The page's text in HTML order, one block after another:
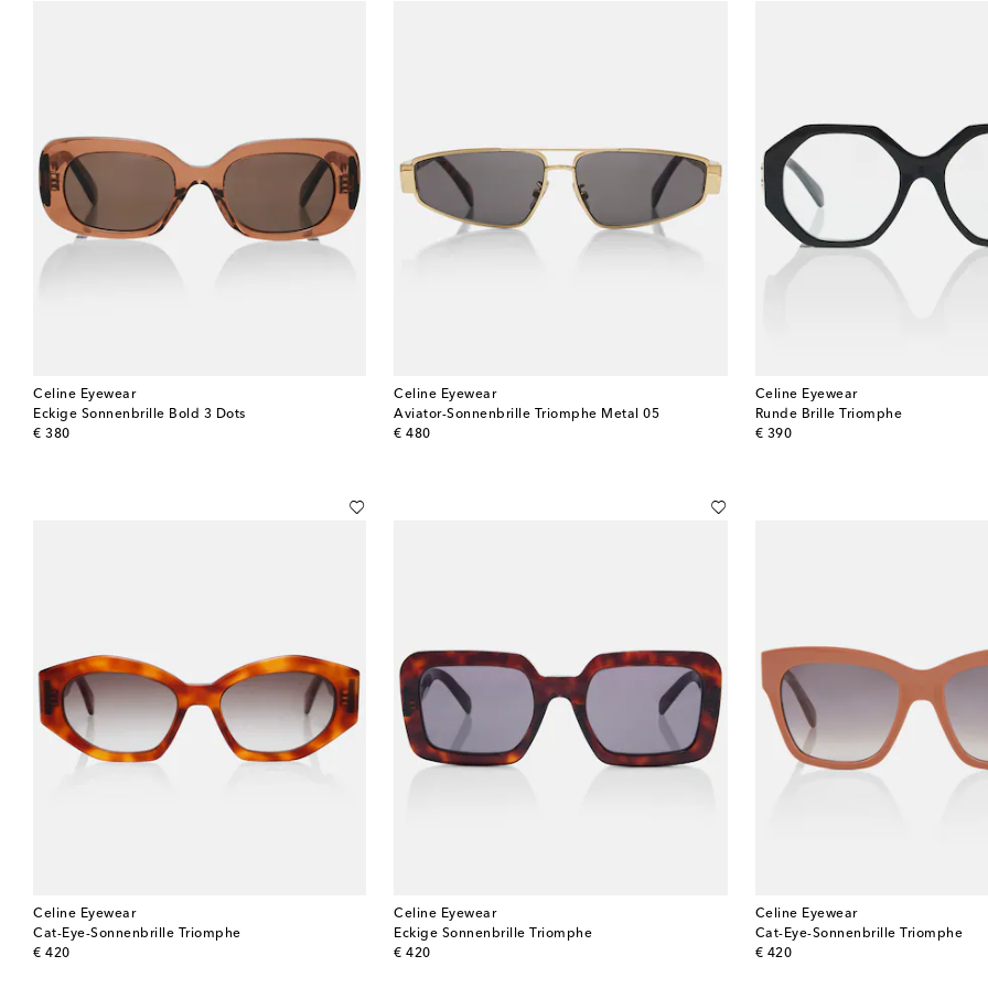
Celine Eyewear
Eckige Sonnenbrille Bold 3 Dots
€ 380
original price
Celine Eyewear
Aviator-Sonnenbrille Triomphe Metal 05
€ 480
original price
Celine Eyewear
Runde Brille Triomphe
€ 390
original price
Celine Eyewear
Cat-Eye-Sonnenbrille Triomphe
€ 420
original price
Celine Eyewear
Eckige Sonnenbrille Triomphe
€ 420
original price
Celine Eyewear
Cat-Eye-Sonnenbrille Triomphe
€ 420
original price